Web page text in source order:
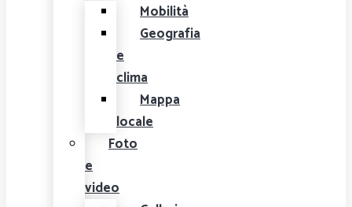
Mobilità
Geografia
e
clima
Mappa
locale
Foto
e
video